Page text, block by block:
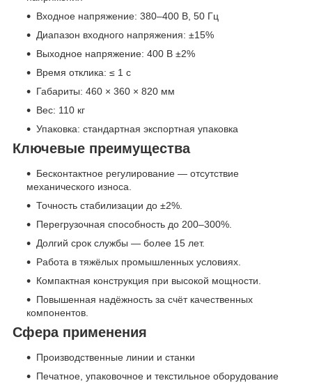
Входное напряжение: 380–400 В, 50 Гц
Диапазон входного напряжения: ±15%
Выходное напряжение: 400 В ±2%
Время отклика: ≤ 1 с
Габариты: 460 × 360 × 820 мм
Вес: 110 кг
Упаковка: стандартная экспортная упаковка
Ключевые преимущества
Бесконтактное регулирование — отсутствие
механического износа.
Точность стабилизации до ±2%.
Перегрузочная способность до 200–300%.
Долгий срок службы — более 15 лет.
Работа в тяжёлых промышленных условиях.
Компактная конструкция при высокой мощности.
Повышенная надёжность за счёт качественных
компонентов.
Сфера применения
Производственные линии и станки
Печатное, упаковочное и текстильное оборудование